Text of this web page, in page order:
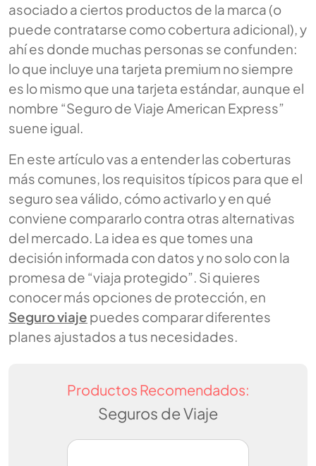
asociado a ciertos productos de la marca (o
puede contratarse como cobertura adicional), y
ahí es donde muchas personas se confunden:
lo que incluye una tarjeta premium no siempre
es lo mismo que una tarjeta estándar, aunque el
nombre “Seguro de Viaje American Express”
suene igual.
En este artículo vas a entender las coberturas
más comunes, los requisitos típicos para que el
seguro sea válido, cómo activarlo y en qué
conviene compararlo contra otras alternativas
del mercado. La idea es que tomes una
decisión informada con datos y no solo con la
promesa de “viaja protegido”. Si quieres
conocer más opciones de protección, en
Seguro viaje puedes comparar diferentes
planes ajustados a tus necesidades.
Productos Recomendados:
Seguros de Viaje